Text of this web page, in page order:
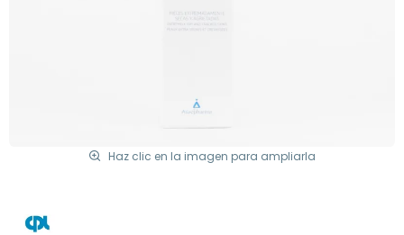
Haz clic en la imagen para ampliarla